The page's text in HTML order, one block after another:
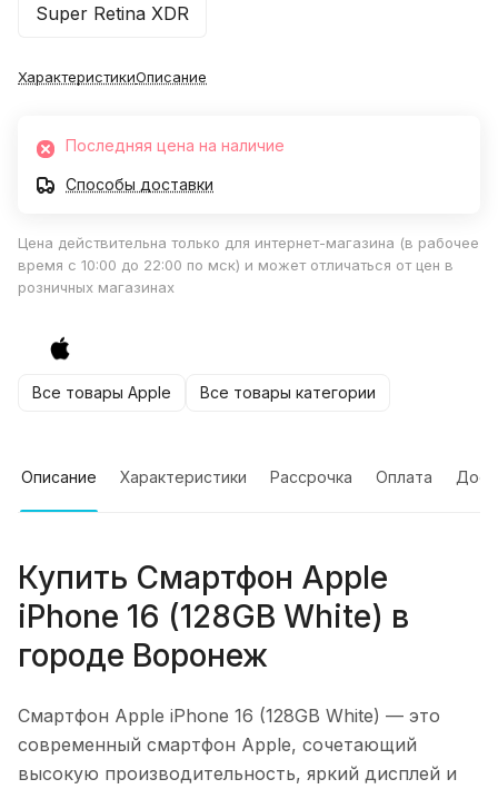
Super Retina XDR
ХарактеристикиОписание
Последняя цена на наличие
Способы доставки
Цена действительна только для интернет-магазина (в рабочее
время с 10:00 до 22:00 по мск) и может отличаться от цен в
розничных магазинах
Все товары Apple Все товары категории
Описание Характеристики Рассрочка Оплата
Купить Смартфон Apple
iPhone 16 (128GB White) в
городе Воронеж
Смартфон Apple iPhone 16 (128GB White) — это
современный смартфон Apple, сочетающий
высокую производительность, яркий дисплей и